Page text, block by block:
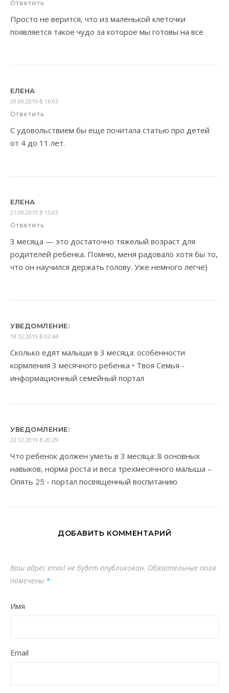
Ответить
Просто не верится, что из маленькой клеточки
появляется такое чудо за которое мы готовы на все
ЕЛЕНА
20.09.2019 В 16:03
Ответить
С удовольствием бы еще почитала статью про детей
от 4 до 11 лет.
ЕЛЕНА
21.09.2019 В 15:03
Ответить
3 месяца — это достаточно тяжелый возраст для
родителей ребенка. Помню, меня радовало хотя бы то,
что он научился держать голову. Уже немного легче)
УВЕДОМЛЕНИЕ:
18.12.2019 В 03:44
Сколько едят малыши в 3 месяца: особенности
кормления 3 месячного ребенка • Твоя Семья -
информационный семейный портал
УВЕДОМЛЕНИЕ:
22.12.2019 В 20:29
Что ребенок должен уметь в 3 месяца: 8 основных
навыков, норма роста и веса трехмесячного малыша –
Опять 25 - портал посвященный воспитанию
ДОБАВИТЬ КОММЕНТАРИЙ
Ваш адрес email не будет опубликован. Обязательные поля
помечены *
Имя
Email